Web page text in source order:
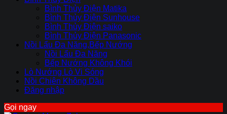
Bình Thủy Điện Matika
Bình Thủy Điện Sunhouse
Bình Thủy Điện saiko
Bình Thủy Điện Panasonic
Nồi Lẩu Đa Năng,Bếp Nướng
Nồi Lẩu Đa Năng
Bếp Nướng Không Khói
Lò Nướng Lò Vi Sóng
Nồi Chiên Không Dầu
Đăng nhập
Gọi ngay